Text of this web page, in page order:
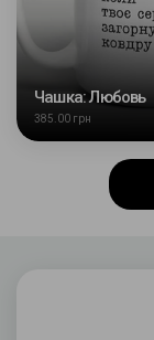
Чашка: Любовь
385.00 грн